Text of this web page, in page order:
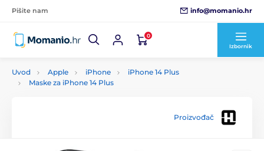
Pišite nam info@momanio.hr
0
Izbornik
Uvod Apple iPhone
iPhone 14 Plus
Maske za iPhone 14 Plus
Proizvođač